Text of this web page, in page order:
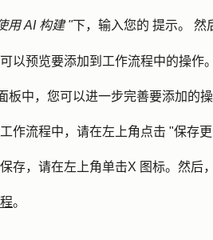
用 AI 构建 "下，输入您的 提示。 然
以预览要添加到工作流程中的操作
板中，您可以进一步完善要添加的
作流程中，请在左上角点击 "保存
存，请在左上角单击X 图标。然后
。